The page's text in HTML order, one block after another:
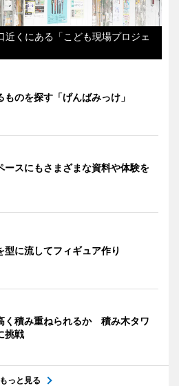
近くにある「こども現場プロジェ
ものを探す「げんばみっけ」
ースにもさまざまな資料や体験を
型に流してフィギュア作り
く積み重ねられるか 積み木タワ
挑戦
もっと見る